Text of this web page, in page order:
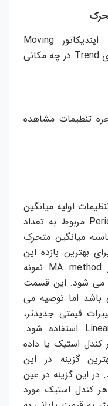
Moving
Trend در چه مکانی
تنظیمات مشاهده
اولیه میانگین
مربوط به تعداد
میانگین متحرک
بهترین بازده این
MA method نمونه
می شود. این قسمت
باشد اما توصیه می
قیمتی جدیدتر،
استفاده شود.
استیک یا داده
گزینه در این
این گزینه در عین
کندل استیک مورد